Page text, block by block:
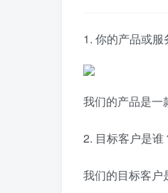
1. 你的产品或服
我们的产品是一
2. 目标客户是谁
我们的目标客户